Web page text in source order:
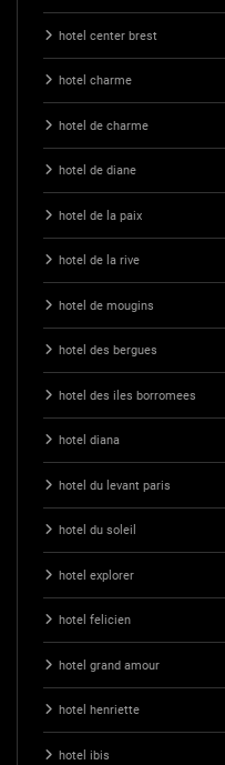
hotel center brest
hotel charme
hotel de charme
hotel de diane
hotel de la paix
hotel de la rive
hotel de mougins
hotel des bergues
hotel des iles borromees
hotel diana
hotel du levant paris
hotel du soleil
hotel explorer
hotel felicien
hotel grand amour
hotel henriette
hotel ibis